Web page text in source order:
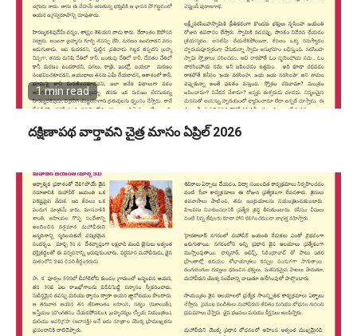
1 min read
దక్షిణాపథ వార్తావని చైత్ర మాసం ఏప్రిల్ 2026